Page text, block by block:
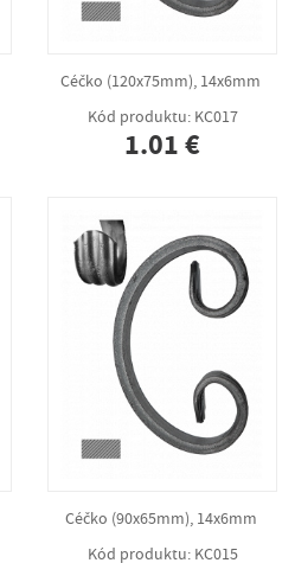
Céčko (120x75mm), 14x6mm
Kód produktu: KC017
1.01 €
Céčko (90x65mm), 14x6mm
Kód produktu: KC015